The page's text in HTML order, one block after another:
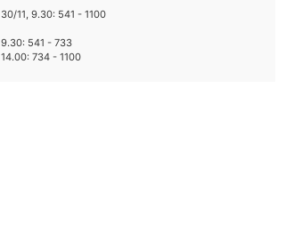
30/11, 9.30: 541 - 1100
9.30: 541 - 733
14.00: 734 - 1100